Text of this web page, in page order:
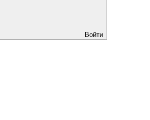
Войти